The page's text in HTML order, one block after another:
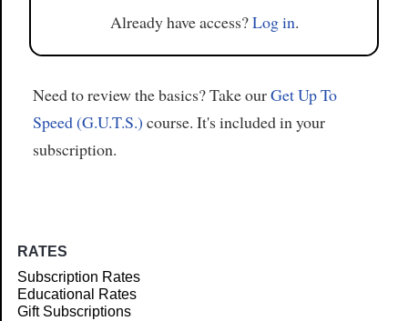
Already have access?Log in.
Need to review the basics? Take ourGet Up To
Speed (G.U.T.S.) course. It's included in your
subscription.
RATES
Subscription Rates
Educational Rates
Gift Subscriptions